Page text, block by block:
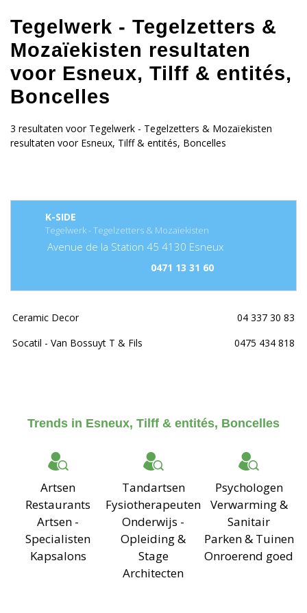
Tegelwerk - Tegelzetters &
Mozaïekisten resultaten
voor Esneux, Tilff & entités,
Boncelles
3 resultaten voor Tegelwerk - Tegelzetters & Mozaïekisten
resultaten voor Esneux, Tilff & entités, Boncelles
K-SIDE
Tegelwerk - Tegelzetters & Mozaïekisten
Avenue de la Station 45 4130 Esneux
0471 13 31 60
Ceramic Decor
04 337 30 83
Socatil - Van Bossuyt T & Fils
0475 434 818
Trends in Esneux, Tilff & entités, Boncelles
Artsen
Restaurants
Artsen -
Specialisten
Kapsalons
Tandartsen
Fysiotherapeuten
Onderwijs -
Opleiding &
Stage
Architecten
Psychologen
Verwarming &
Sanitair
Parken & Tuinen
Onroerend goed